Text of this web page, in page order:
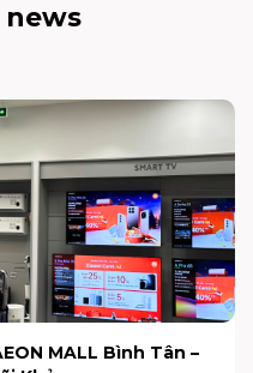
news
MALL Bình Tân –